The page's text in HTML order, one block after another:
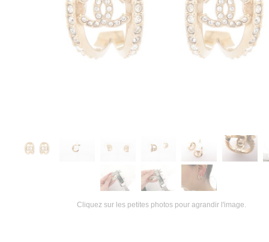
Cliquez sur les petites photos pour agrandir l'image.